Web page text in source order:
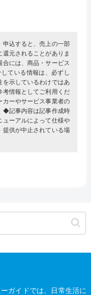
込すると、売上の一部
元されることがありま
には、商品・サービス
ている情報は、必ずし
を示しているわけではあ
考情報としてご利用くだ
ーやサービス事業者の
◆記事内容は記事作成時
ューアルによって仕様や
提供が中止されている場
ガイドでは、日常生活に